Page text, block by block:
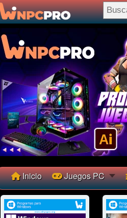
Inicio Juegos PC